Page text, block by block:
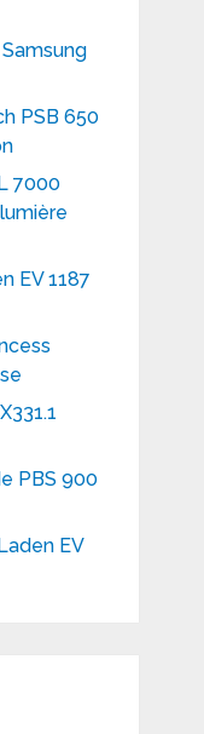
PSB 650
7000
EV 1187
PBS 900
EV